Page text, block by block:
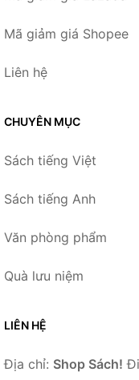
Mã giảm giá Shopee
Liên hệ
CHUYÊN MỤC
Sách tiếng Việt
Sách tiếng Anh
Văn phòng phẩm
Quà lưu niệm
LIÊN HỆ
Địa chỉ: Shop Sách!